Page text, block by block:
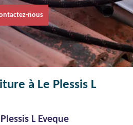
nous
à Le Plessis L
L Eveque